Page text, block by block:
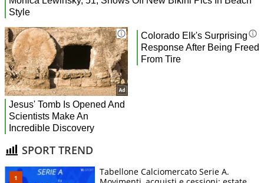
SPORT TREND
Tabellone Calciomercato Serie A.